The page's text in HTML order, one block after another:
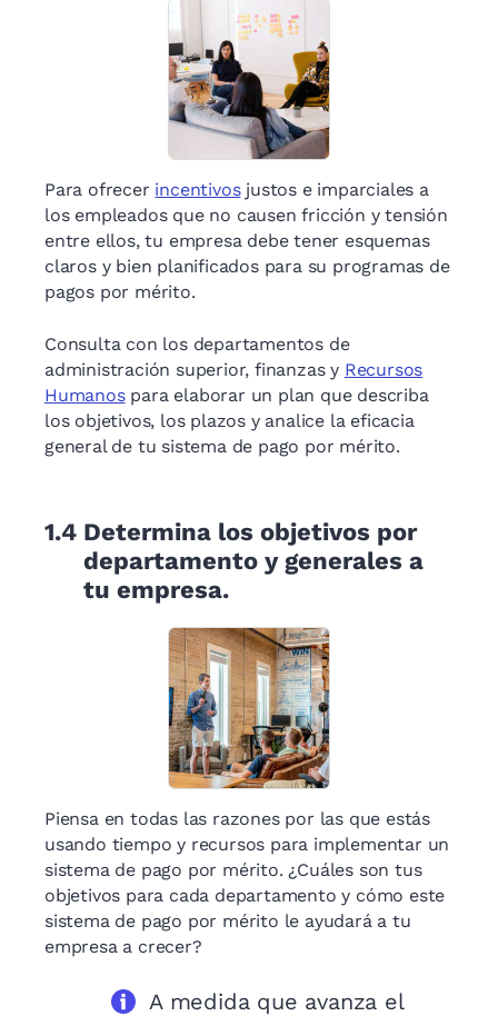
Para ofrecer incentivosjustos e imparciales a
los empleados que no causen fricción y tensión
entre ellos, tu empresa debe tener esquemas
claros y bien planificados para su programas de
pagos por mérito.
Consulta con los departamentos de
administración superior, finanzas y Recursos
Humanospara elaborar un plan que describa
los objetivos, los plazos y analice la eficacia
general de tu sistema de pago por mérito.
1.4 Determina los objetivos por
departamento y generales a
tu empresa.
Piensa en todas las razones por las que estás
usando tiempo y recursos para implementar un
sistema de pago por mérito. ¿Cuáles son tus
objetivos para cada departamento y cómo este
sistema de pago por mérito le ayudará a tu
empresa a crecer?
A medida que avanza el